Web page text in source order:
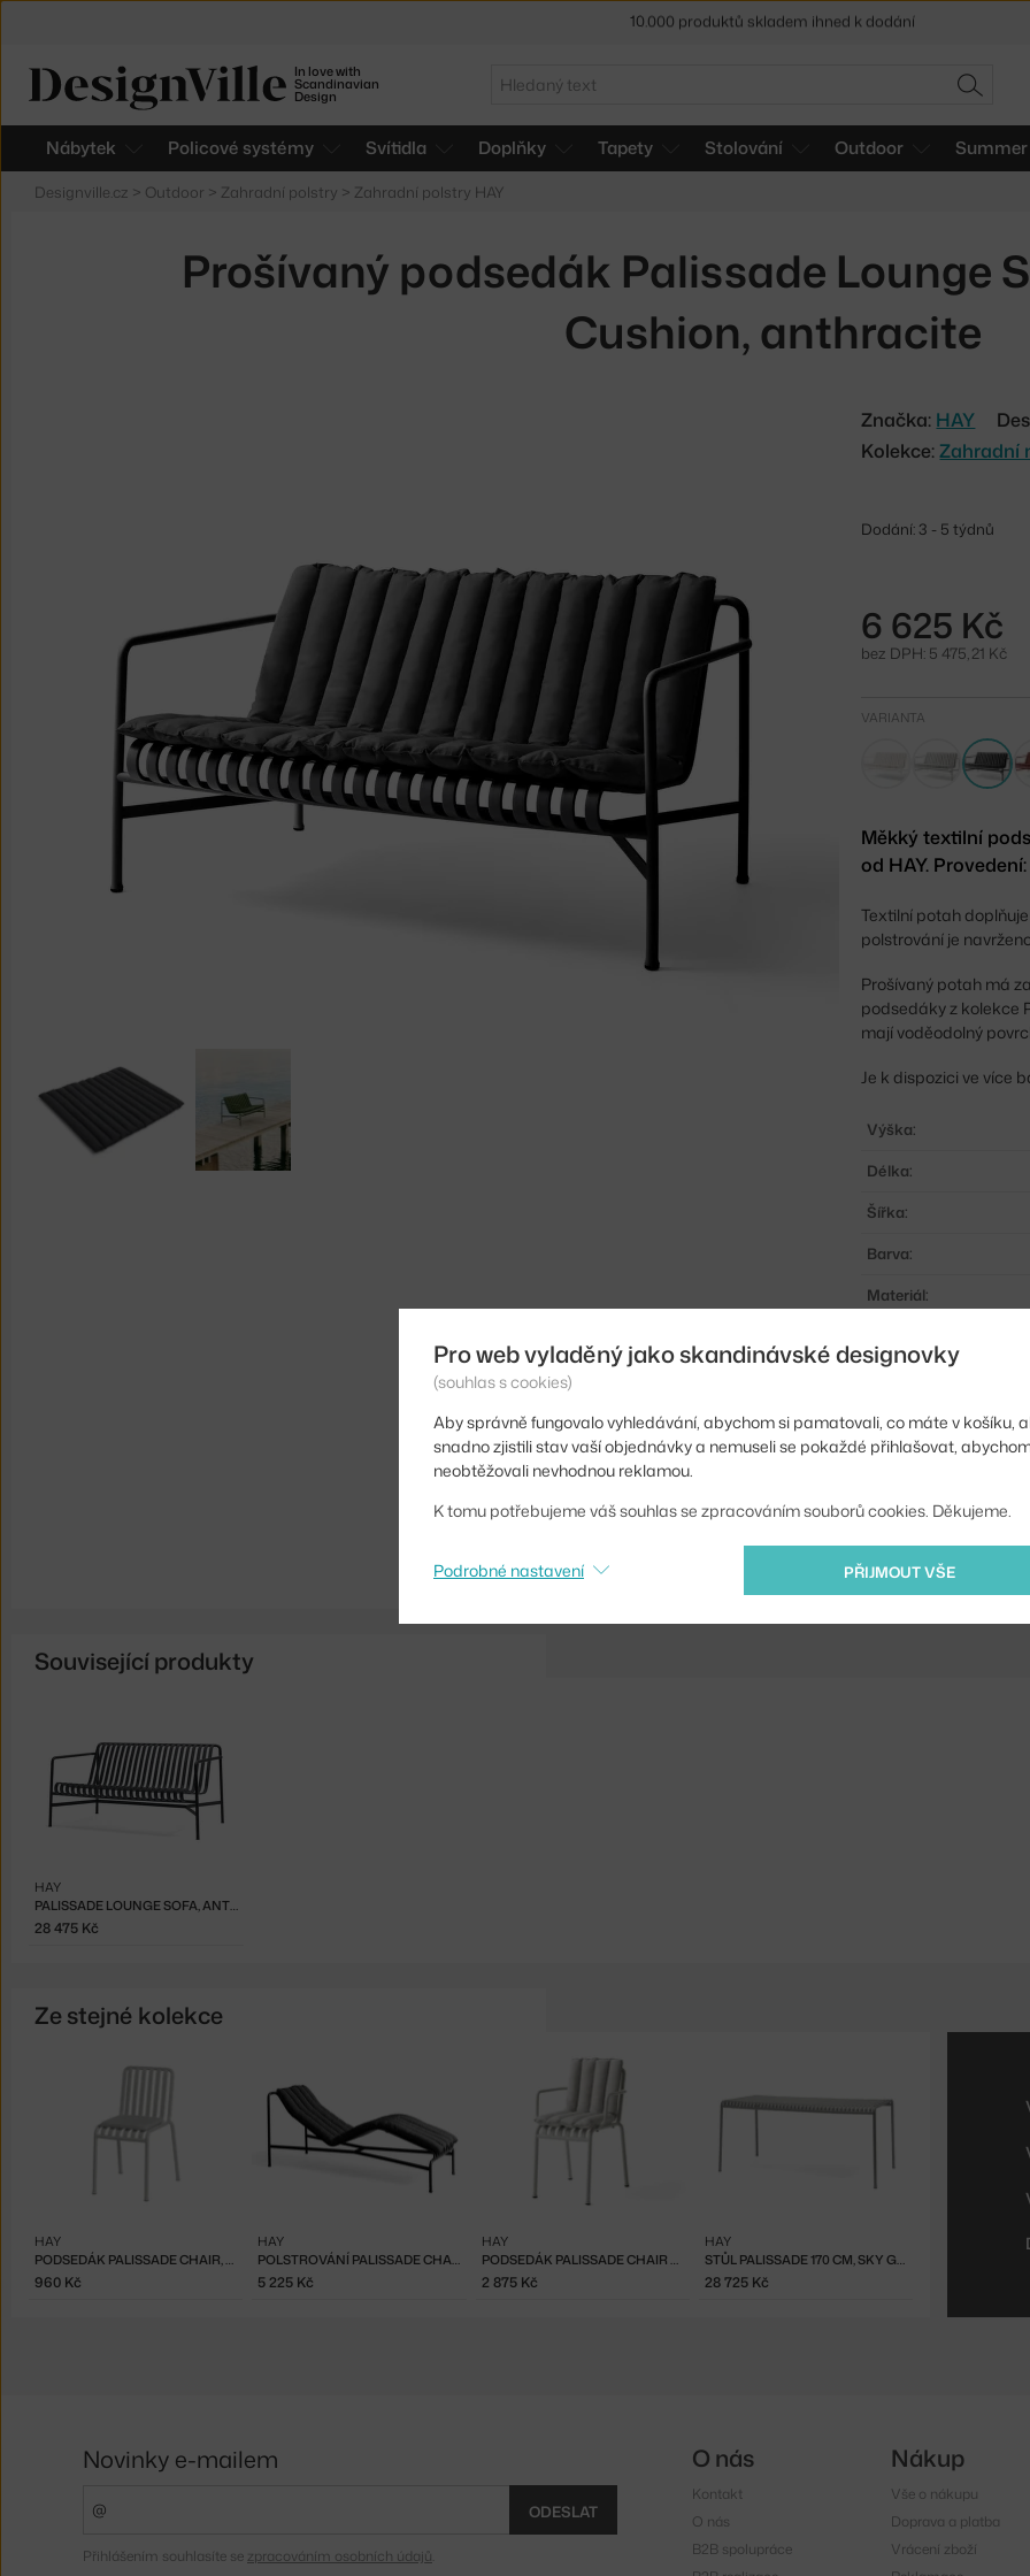
In love with
Scandinavian
Design
Hledat
HLEDAT
Nábytek Policové systémy Svítidla Doplňky Tapety Stolování Outdoor Summer
Designville.cz > Outdoor > Zahradní polstry > Zahradní polstry HAY
Prošívaný podsedák Palissade Lounge
Cushion, anthracite
Značka: HAY
Kolekce:Zahradní
Dodání: 3 - 5 týdnů
6 625 Kč
bez DPH: 5 475,21 Kč
VARIANTA
Měkký textilní
od HAY.
Textilní potah
polstrování je
Prošívaný potah má
podsedáky z kolekce
mají voděodolný
Je k dispozici ve více
Výška:
Délka:
Šířka:
Barva:
Materiál:
Kód produktu
EAN
Ste zo Slovenska?
Shopping from the
Související produkty
PALISSADE LOUNGE SOFA, ANTHRACITE
HAY
28 475 Kč
Ze stejné kolekce
PODSEDÁK PALISSADE CHAIR, SKY GREY
HAY
960 Kč
POLSTROVÁNÍ PALISSADE CHAISE LONGUE QUILTED, ANTHRACITE
HAY
5 225 Kč
PODSEDÁK PALISSADE CHAIR AND ARMCHAIR, SKY GREY
HAY
2 875 Kč
STŮL PALISSADE 170 CM, SKY GREY
HAY
28 725 Kč
Sleva 5 % pro odběratelenewsletteru
Pro web vyladěný jako skandinávské designovky
(souhlas s cookies)
Aby správně fungovalo vyhledávání, abychom si pamatovali, co máte v košíku,
snadno zjistili stav vaší objednávky a nemuseli se pokaždé přihlašovat,
neobtěžovali nevhodnou reklamou.
K tomu potřebujeme váš souhlas se zpracováním souborů cookies. Děkujeme.
PŘIJMOUT VŠE
Podrobné nastavení
Novinky e-mailem
ODESLAT
Přihlášením souhlasíte se zpracováním osobních údajů
O nás
Kontakt
O nás
B2B spolupráce
Nákup
Vše o nákupu
Doprava a platba
Vrácení zboží